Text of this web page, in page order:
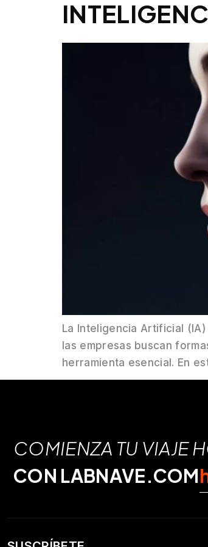
La Inteligencia Artificial
las empresas buscan
herramienta esencial. En
COMIENZA TU VIAJE
CON LABNAVE.COM